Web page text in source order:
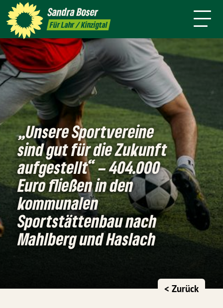
SandraBoser
Für Lahr / Kinzigtal
Presse Kontakt Termine
mich
„Unsere Sportvereine
sind gut für die Zukunft
aufgestellt“ – 404.000
Euro fließen in den
kommunalen
Sportstättenbau nach
Mahlberg und Haslach
< Zurück